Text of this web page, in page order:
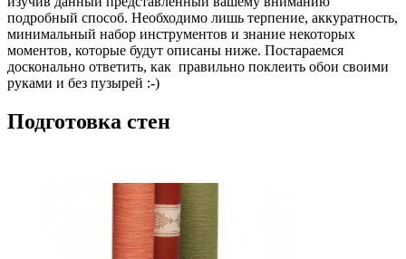
подробный способ. Необходимо лишь терпение, аккуратность,
минимальный набор инструментов и знание некоторых
моментов, которые будут описаны ниже. Постараемся
досконально ответить, как правильно поклеить обои своими
руками и без пузырей :-)
Подготовка стен